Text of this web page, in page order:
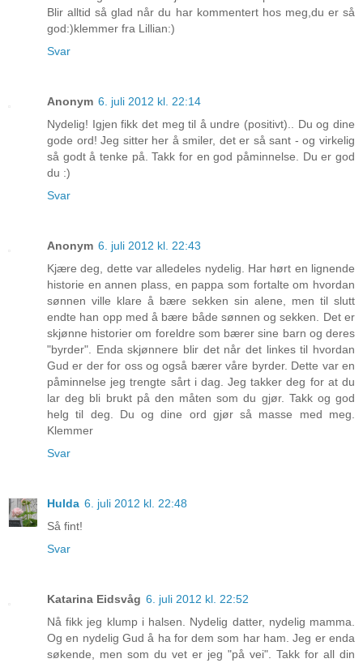
Blir alltid så glad når du har kommentert hos meg,du er så
god:)klemmer fra Lillian:)
Svar
Anonym 6. juli 2012 kl. 22:14
Nydelig! Igjen fikk det meg til å undre (positivt).. Du og dine
gode ord! Jeg sitter her å smiler, det er så sant - og virkelig
så godt å tenke på. Takk for en god påminnelse. Du er god
du :)
Svar
Anonym 6. juli 2012 kl. 22:43
Kjære deg, dette var alledeles nydelig. Har hørt en lignende
historie en annen plass, en pappa som fortalte om hvordan
sønnen ville klare å bære sekken sin alene, men til slutt
endte han opp med å bære både sønnen og sekken. Det er
skjønne historier om foreldre som bærer sine barn og deres
"byrder". Enda skjønnere blir det når det linkes til hvordan
Gud er der for oss og også bærer våre byrder. Dette var en
påminnelse jeg trengte sårt i dag. Jeg takker deg for at du
lar deg bli brukt på den måten som du gjør. Takk og god
helg til deg. Du og dine ord gjør så masse med meg.
Klemmer
Svar
Hulda 6. juli 2012 kl. 22:48
Så fint!
Svar
Katarina Eidsvåg 6. juli 2012 kl. 22:52
Nå fikk jeg klump i halsen. Nydelig datter, nydelig mamma.
Og en nydelig Gud å ha for dem som har ham. Jeg er enda
søkende, men som du vet er jeg "på vei". Takk for all din